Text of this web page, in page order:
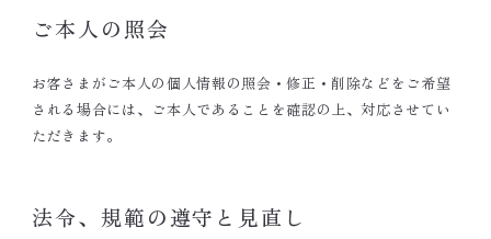
ご本人の照会
お客さまがご本人の個人情報の照会・修正・削除などをご希望
される場合には、ご本人であることを確認の上、対応させてい
ただきます。
法令、規範の遵守と見直し